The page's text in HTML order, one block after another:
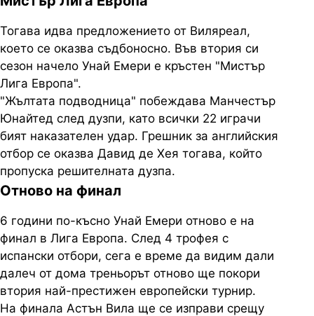
Тогава идва предложението от Виляреал,
което се оказва съдбоносно. Във втория си
сезон начело Унай Емери е кръстен "Мистър
Лига Европа".
"Жълтата подводница" побеждава Манчестър
Юнайтед след дузпи, като всички 22 играчи
бият наказателен удар. Грешник за английския
отбор се оказва Давид де Хея тогава, който
пропуска решителната дузпа.
Отново на финал
6 години по-късно Унай Емери отново е на
финал в Лига Европа. След 4 трофея с
испански отбори, сега е време да видим дали
далеч от дома треньорът отново ще покори
втория най-престижен европейски турнир.
На финала Астън Вила ще се изправи срещу